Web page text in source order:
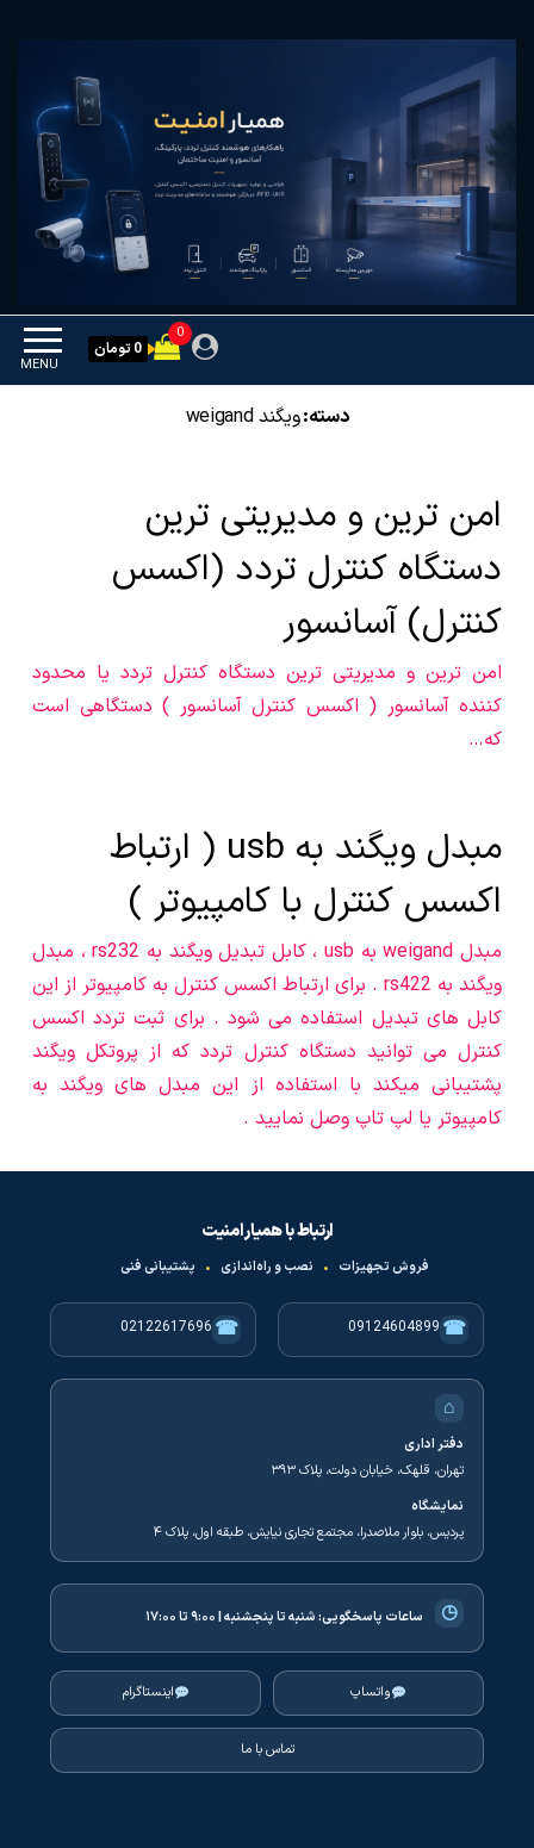
همیار امنیت
MENU
0
0 تومان
دسته:ویگند weigand
امن ترین و مدیریتی ترین
دستگاه کنترل تردد (اکسس
کنترل) آسانسور
امن ترین و مدیریتی ترین دستگاه کنترل تردد یا محدود
کننده آسانسور ( اکسس کنترل آسانسور ) دستگاهی است
که…
مبدل ویگند به usb ( ارتباط
اکسس کنترل با کامپیوتر )
مبدل weigand به usb ، کابل تبدیل ویگند به rs232 ، مبدل
ویگند به rs422 . برای ارتباط اکسس کنترل به کامپیوتر از این
کابل های تبدیل استفاده می شود . برای ثبت تردد اکسس
کنترل می توانید دستگاه کنترل تردد که از پروتکل ویگند
پشتیبانی میکند با استفاده از این مبدل های ویگند به
کامپیوتر یا لپ تاپ وصل نمایید .
ارتباط با همیار امنیت
فروش تجهیزات • نصب و راه‌اندازی • پشتیبانی فنی
☎
09124604899
☎
02122617696
⌂
دفتر اداری
تهران، قلهک، خیابان دولت، پلاک ۳۹۳
نمایشگاه
پردیس، بلوار ملاصدرا، مجتمع تجاری نیایش، طبقه اول، پلاک ۴
◷ ساعات پاسخگویی:شنبه تا پنجشنبه | ۹:۰۰ تا ۱۷:۰۰
واتساپ اینستاگرام
تماس با ما